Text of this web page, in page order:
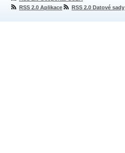
RSS 2.0 Aplikace
RSS 2.0 Datové sady